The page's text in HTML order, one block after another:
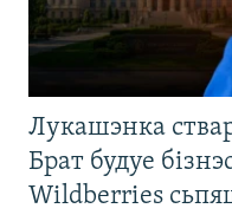
Лукашэнка
Брат будуе
Wildberries